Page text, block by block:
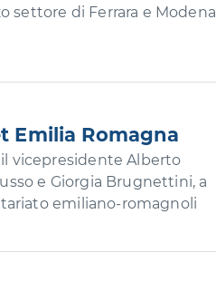
di Ferrara e Modena
Emilia Romagna
vicepresidente Alberto
e Giorgia Brugnettini, a
emiliano-romagnoli